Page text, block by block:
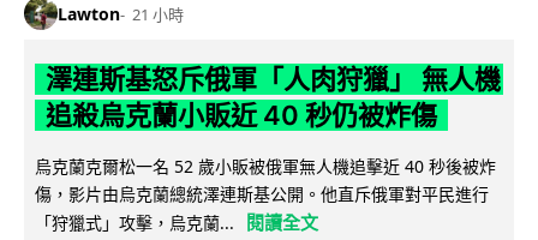
Lawton 21 小時
澤連斯基怒斥俄軍「人肉狩獵」 無人機
追殺烏克蘭小販近 40 秒仍被炸傷
烏克蘭克爾松一名 52 歲小販被俄軍無人機追擊近 40 秒後被炸
傷，影片由烏克蘭總統澤連斯基公開。他直斥俄軍對平民進行
「狩獵式」攻擊，烏克蘭...
閱讀全文